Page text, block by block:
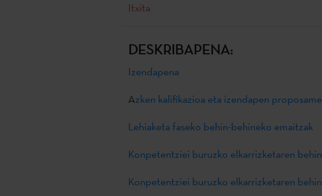
Itxita
DESKRIBAPENA:
Izendapena
Azken kalifikazioa eta izendapen
Lehiaketa faseko behin-behineko emaitzak
Konpetentziei buruzko elkarrizketaren
Konpetentziei buruzko elkarrizketaren